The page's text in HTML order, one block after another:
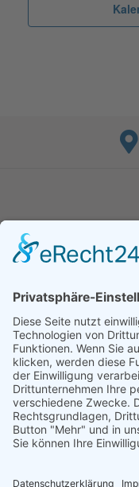
+ 49 (0) 23 89
info@bf-
Mo - Fr: 7:30
Unsere Lösungen
Unser
Projektierung